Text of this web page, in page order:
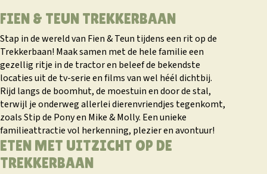
FIEN & TEUN TREKKERBAAN
Stap in de wereld van Fien & Teun tijdens een rit op de
Trekkerbaan! Maak samen met de hele familie een
gezellig ritje in de tractor en beleef de bekendste
locaties uit de tv-serie en films van wel héél dichtbij.
Rijd langs de boomhut, de moestuin en door de stal,
terwijl je onderweg allerlei dierenvriendjes tegenkomt,
zoals Stip de Pony en Mike & Molly. Een unieke
familieattractie vol herkenning, plezier en avontuur!
ETEN MET UITZICHT OP DE
TREKKERBAAN